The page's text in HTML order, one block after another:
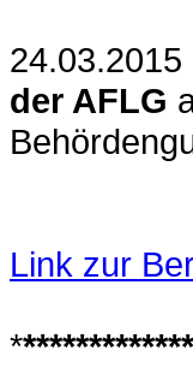
der AFLG
Link zur
*